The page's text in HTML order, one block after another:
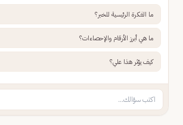
ما الفكرة الرئيسية للخبر؟
ما هي أبرز الأرقام والإحصاءات؟
كيف يؤثر هذا علي؟